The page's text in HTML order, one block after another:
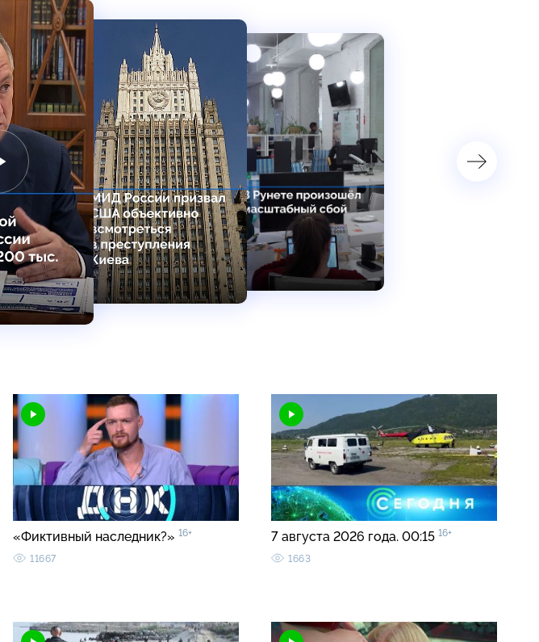
«Фиктивный наследник?» 16+
11667
7 августа 2026 года. 00:15 16+
1663